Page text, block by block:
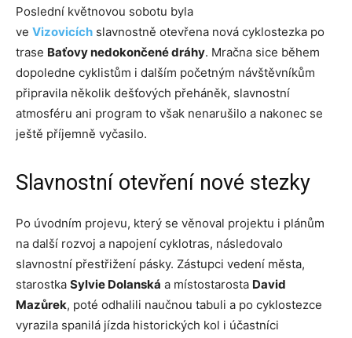
Poslední květnovou sobotu byla
ve Vizovicích slavnostně otevřena nová cyklostezka po
trase Baťovy nedokončené dráhy. Mračna sice během
dopoledne cyklistům i dalším početným návštěvníkům
připravila několik dešťových přeháněk, slavnostní
atmosféru ani program to však nenarušilo a nakonec se
ještě příjemně vyčasilo.
Slavnostní otevření nové stezky
Po úvodním projevu, který se věnoval projektu i plánům
na další rozvoj a napojení cyklotras, následovalo
slavnostní přestřižení pásky. Zástupci vedení města,
starostka Sylvie Dolanská a místostarosta David
Mazůrek, poté odhalili naučnou tabuli a po cyklostezce
vyrazila spanilá jízda historických kol i účastníci